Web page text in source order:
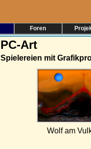
Foren
PC-Art
Spielereien mit
Wolf am